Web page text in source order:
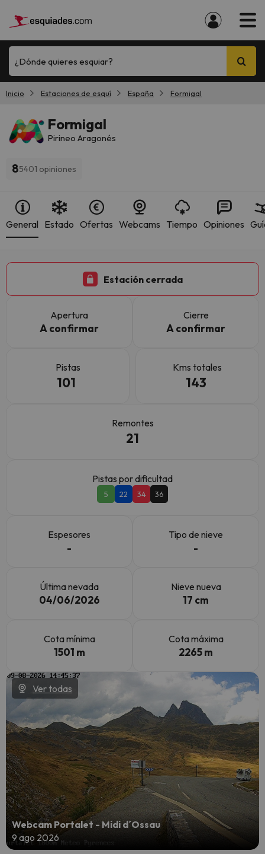
¿Dónde quieres esquiar?
Inicio Estaciones de esquí España Formigal
Formigal
Pirineo Aragonés
85401 opiniones
General Estado Ofertas Webcams Tiempo Opiniones
Estación cerrada
Apertura
A confirmar
Cierre
A confirmar
Pistas
101
Kms totales
143
Remontes
21
Pistas por dificultad
5 22 34 36
Espesores
-
Tipo de nieve
-
Última nevada
04/06/2026
Nieve nueva
17 cm
Cota mínima
1501 m
Cota máxima
2265 m
Ver todas
Webcam Portalet - Midi d´Ossau
9 ago 2026